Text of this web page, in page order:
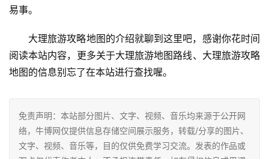
易事。
大理旅游攻略地图的介绍就聊到这里吧，感谢你花时间
阅读本站内容，更多关于大理旅游地图路线、大理旅游攻略
地图的信息别忘了在本站进行查找喔。
免责声明：本站部分图片、文字、视频、音乐均来源于公开网
络，牛博网仅提供信息存储空间展示服务，转载/分享的图片、
文字、视频、音乐等，目的仅供免费学习交流。发表的作品或